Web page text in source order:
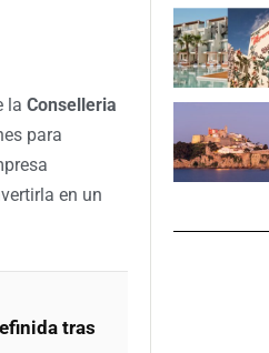
la Conselleria
para
en un
tras